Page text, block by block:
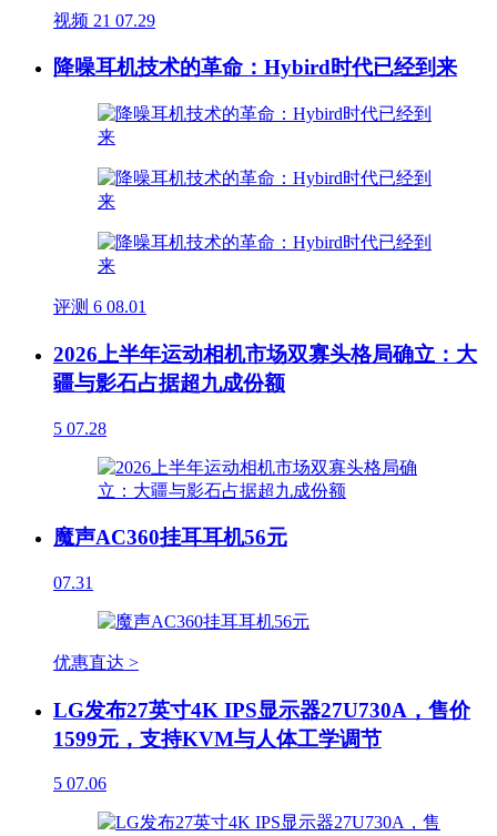
视频 21 07.29
降噪耳机技术的革命：Hybird时代已经到来
评测 6 08.01
2026上半年运动相机市场双寡头格局确立：大
疆与影石占据超九成份额
5 07.28
魔声AC360挂耳耳机56元
07.31
优惠直达 >
LG发布27英寸4K IPS显示器27U730A，售价
1599元，支持KVM与人体工学调节
5 07.06